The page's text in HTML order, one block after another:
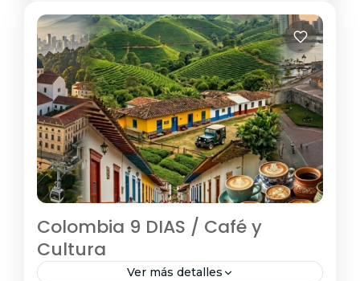
Colombia 9 DIAS / Café y
Cultura
Ver más detalles